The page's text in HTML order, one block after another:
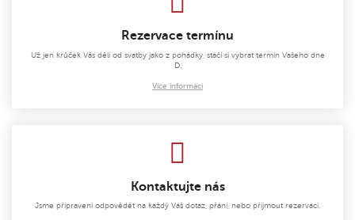
Rezervace termínu
Už jen krůček Vás dělí od svatby jako z pohádky, stačí si vybrat termín Vašeho dne
D.
Více informací
Kontaktujte nás
Jsme připraveni odpovědět na každý Váš dotaz, přání, nebo přijmout rezervaci.